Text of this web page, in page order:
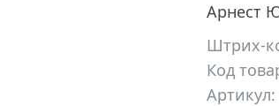
Арнест
Штрих-
Код
Артикул: